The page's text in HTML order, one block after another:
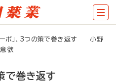
ーボ」、3つの策で巻き返す 小野
欲
で巻き返す